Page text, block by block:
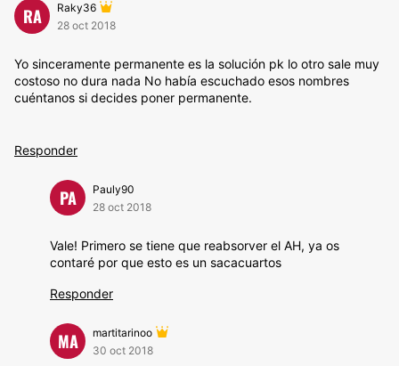
RA
Raky36
28 oct 2018
Yo sinceramente permanente es la solución pk lo otro sale muy
costoso no dura nada No había escuchado esos nombres
cuéntanos si decides poner permanente.
Responder
PA
Pauly90
28 oct 2018
Vale! Primero se tiene que reabsorver el AH, ya os
contaré por que esto es un sacacuartos
Responder
MA
martitarinoo
30 oct 2018